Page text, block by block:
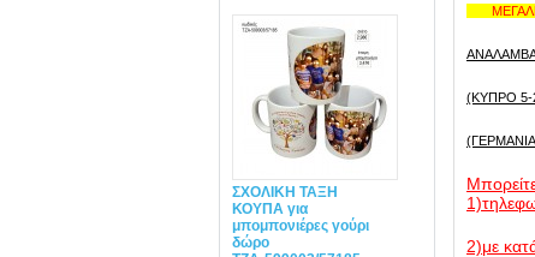
ΣΧΟΛΙΚΗ ΤΑΞΗ
ΚΟΥΠΑ για
μπομπονιέρες γούρι
δώρο
(ΚΥΠΡΟ 5-
(ΓΕΡΜΑΝΙΑ
2)με